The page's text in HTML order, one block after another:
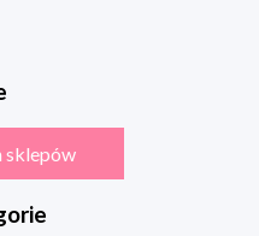
sklepów